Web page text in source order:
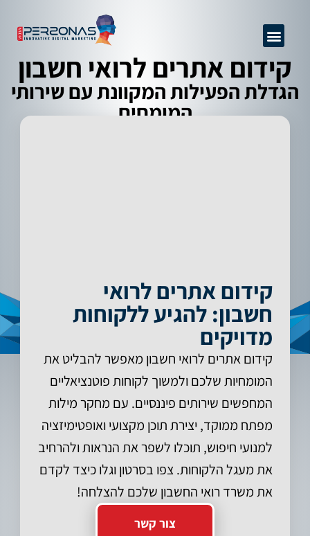
קידום אתרים לרואי חשבון
הגדלת הפעילות המקוונת עם שירותי
המומחים
קידום אתרים לרואי
חשבון: להגיע ללקוחות
מדויקים
קידום אתרים לרואי חשבון מאפשר להבליט את
המומחיות שלכם ולמשוך לקוחות פוטנציאליים
המחפשים שירותים פיננסיים. עם מחקר מילות
מפתח ממוקד, יצירת תוכן מקצועי ואופטימיזציה
למנועי חיפוש, תוכלו לשפר את הנראות ולהרחיב
את מעגל הלקוחות. צפו בסרטון וגלו כיצד לקדם
את משרד רואי החשבון שלכם להצלחה!
צור קשר